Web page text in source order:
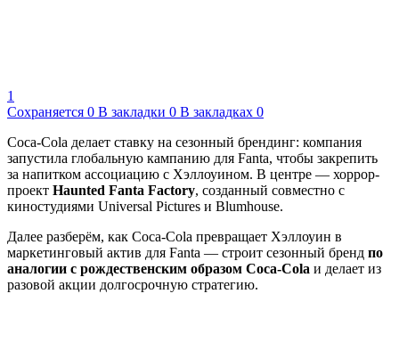
1
Сохраняется 0 В закладки 0 В закладках 0
Coca-Cola делает ставку на сезонный брендинг: компания
запустила глобальную кампанию для Fanta, чтобы закрепить
за напитком ассоциацию с Хэллоуином. В центре — хоррор-
проект Haunted Fanta Factory, созданный совместно с
киностудиями Universal Pictures и Blumhouse.
Далее разберём, как Coca-Cola превращает Хэллоуин в
маркетинговый актив для Fanta — строит сезонный бренд по
аналогии с рождественским образом Coca-Cola и делает из
разовой акции долгосрочную стратегию.